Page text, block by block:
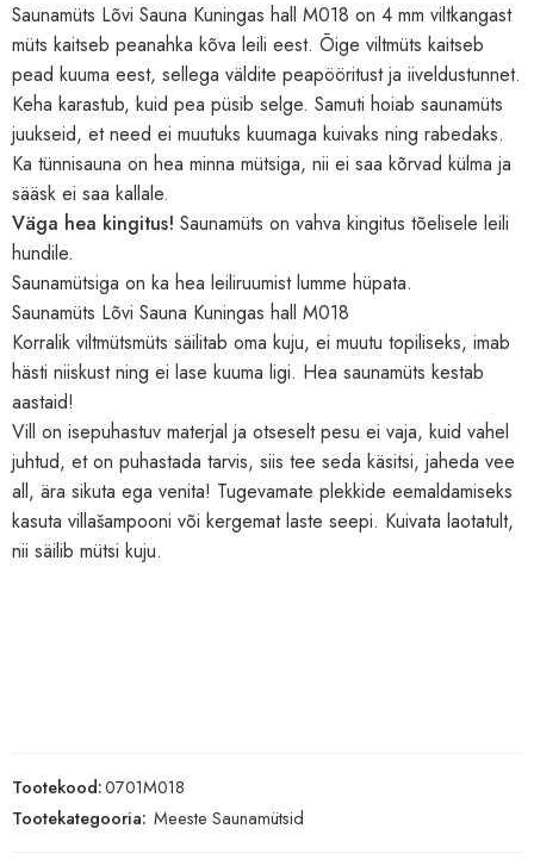
Saunamüts Lõvi Sauna Kuningas hall M018 on 4 mm viltkangast
müts kaitseb peanahka kõva leili eest. Õige viltmüts kaitseb
pead kuuma eest, sellega väldite peapööritust ja iiveldustunnet.
Keha karastub, kuid pea püsib selge. Samuti hoiab saunamüts
juukseid, et need ei muutuks kuumaga kuivaks ning rabedaks.
Ka tünnisauna on hea minna mütsiga, nii ei saa kõrvad külma ja
sääsk ei saa kallale.
Väga hea kingitus! Saunamüts on vahva kingitus tõelisele leili
hundile.
Saunamütsiga on ka hea leiliruumist lumme hüpata.
Saunamüts Lõvi Sauna Kuningas hall M018
Korralik viltmütsmüts säilitab oma kuju, ei muutu topiliseks, imab
hästi niiskust ning ei lase kuuma ligi. Hea saunamüts kestab
aastaid!
Vill on isepuhastuv materjal ja otseselt pesu ei vaja, kuid vahel
juhtud, et on puhastada tarvis, siis tee seda käsitsi, jaheda vee
all, ära sikuta ega venita! Tugevamate plekkide eemaldamiseks
kasuta villašampooni või kergemat laste seepi. Kuivata laotatult,
nii säilib mütsi kuju.
Tootekood:0701M018
Tootekategooria: Meeste Saunamütsid